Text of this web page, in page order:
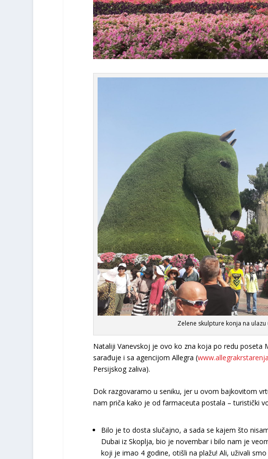
Zelene skulpture konja na
Nataliji Vanevskoj je ovo ko zna koja po redu poseta
sarađuje i sa agencijom Allegra (
Persijskog zaliva).
Dok razgovaramo u seniku, jer u ovom bajkovitom
nam priča kako je od farmaceuta postala – turistički
Bilo je to dosta slučajno, a sada se kajem što
Dubai iz Skoplja, bio je novembar i bilo nam je
koji je imao 4 godine, otišli na plažu! Ali, uživali